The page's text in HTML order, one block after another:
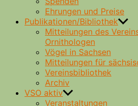
Ehrungen und Preise
Publikationen/Bibliothek
Mitteilungen des
Ornithologen
Vögel in Sachsen
Mitteilungen für
Vereinsbibliothek
Archiv
VSO aktiv
Veranstaltungen